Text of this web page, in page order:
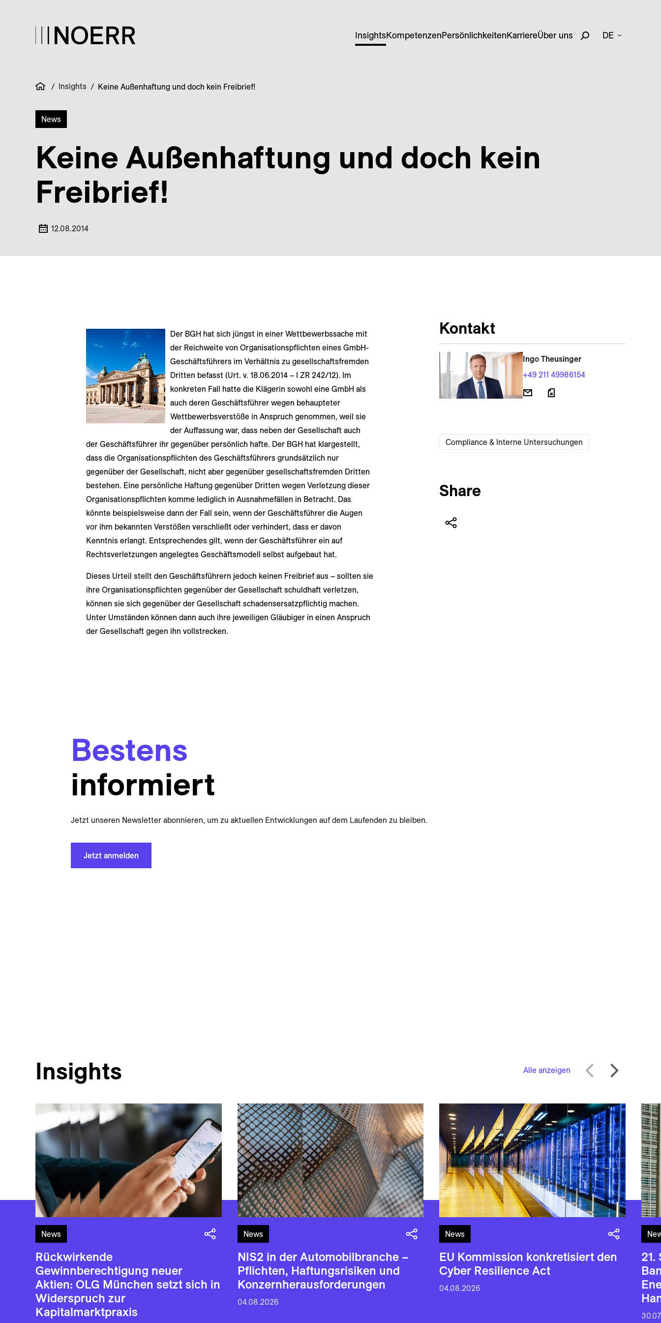
InsightsKompetenzenPersönlichkeitenKarriereÜber uns DE
/ Insights / Keine Außenhaftung und doch kein Freibrief!
News
Keine Außen­haftung und doch kein
Freibrief!
12.08.2014
Der BGH hat sich jüngst in einer Wettbewerbssache mit
der Reichweite von Organisationspflichten eines GmbH-
Geschäftsführers im Verhältnis zu gesellschaftsfremden
Dritten befasst (Urt. v. 18.06.2014 – I ZR 242/12). Im
konkreten Fall hatte die Klägerin sowohl eine GmbH als
auch deren Geschäftsführer wegen behaupteter
Wettbewerbsverstöße in Anspruch genommen, weil sie
der Auffassung war, dass neben der Gesellschaft auch
der Geschäftsführer ihr gegenüber persönlich hafte. Der BGH hat klargestellt,
dass die Organisationspflichten des Geschäftsführers grundsätzlich nur
gegenüber der Gesellschaft, nicht aber gegenüber gesellschaftsfremden Dritten
bestehen. Eine persönliche Haftung gegenüber Dritten wegen Verletzung dieser
Organisationspflichten komme lediglich in Ausnahmefällen in Betracht. Das
könnte beispielsweise dann der Fall sein, wenn der Geschäftsführer die Augen
vor ihm bekannten Verstößen verschließt oder verhindert, dass er davon
Kenntnis erlangt. Entsprechendes gilt, wenn der Geschäftsführer ein auf
Rechtsverletzungen angelegtes Geschäftsmodell selbst aufgebaut hat.
Dieses Urteil stellt den Geschäftsführern jedoch keinen Freibrief aus – sollten sie
ihre Organisationspflichten gegenüber der Gesellschaft schuldhaft verletzen,
können sie sich gegenüber der Gesellschaft schadensersatzpflichtig machen.
Unter Umständen können dann auch ihre jeweiligen Gläubiger in einen Anspruch
der Gesellschaft gegen ihn vollstrecken.
Kontakt
Ingo Theusinger
+49 211 49986154
Compliance & Interne Untersuchungen
Share
Bestens
informiert
Jetzt unseren Newsletter abonnieren, um zu aktuellen Entwicklungen auf dem Laufenden zu bleiben.
Jetzt anmelden
Alle anzeigen
Insights
News
Rückwirkende
Gewinnberechtigung neuer
Aktien: OLG München setzt sich in
Widerspruch zur
Kapitalmarktpraxis
News
NIS2 in der Automobilbranche –
Pflichten, Haftungsrisiken und
Konzernherausforderungen
04.08.2026
News
EU Kommission konkretisiert den
Cyber Resilience Act
04.08.2026
21.